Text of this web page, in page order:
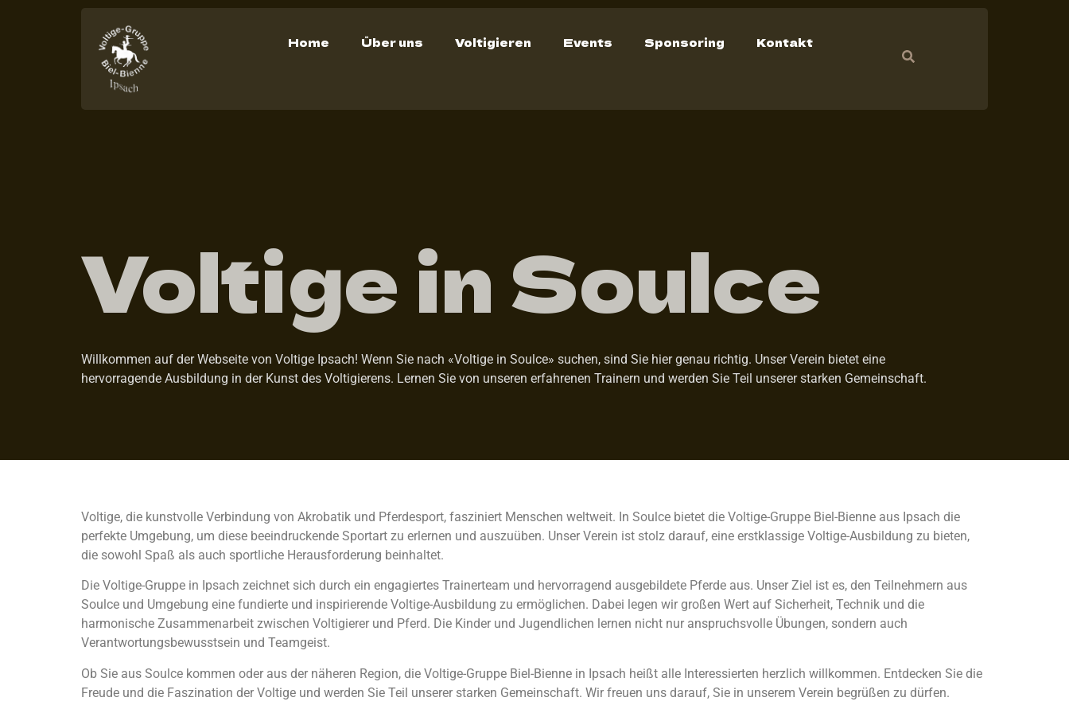
Home Über uns Voltigieren Events Sponsoring Kontakt
Voltige in Soulce
Willkommen auf der Webseite von Voltige Ipsach! Wenn Sie nach «Voltige in Soulce» suchen, sind Sie hier genau richtig. Unser Verein bietet eine
hervorragende Ausbildung in der Kunst des Voltigierens. Lernen Sie von unseren erfahrenen Trainern und werden Sie Teil unserer starken Gemeinschaft.
Voltige, die kunstvolle Verbindung von Akrobatik und Pferdesport, fasziniert Menschen weltweit. In Soulce bietet die Voltige-Gruppe Biel-Bienne aus Ipsach die
perfekte Umgebung, um diese beeindruckende Sportart zu erlernen und auszuüben. Unser Verein ist stolz darauf, eine erstklassige Voltige-Ausbildung zu bieten,
die sowohl Spaß als auch sportliche Herausforderung beinhaltet.
Die Voltige-Gruppe in Ipsach zeichnet sich durch ein engagiertes Trainerteam und hervorragend ausgebildete Pferde aus. Unser Ziel ist es, den Teilnehmern aus
Soulce und Umgebung eine fundierte und inspirierende Voltige-Ausbildung zu ermöglichen. Dabei legen wir großen Wert auf Sicherheit, Technik und die
harmonische Zusammenarbeit zwischen Voltigierer und Pferd. Die Kinder und Jugendlichen lernen nicht nur anspruchsvolle Übungen, sondern auch
Verantwortungsbewusstsein und Teamgeist.
Ob Sie aus Soulce kommen oder aus der näheren Region, die Voltige-Gruppe Biel-Bienne in Ipsach heißt alle Interessierten herzlich willkommen. Entdecken Sie die
Freude und die Faszination der Voltige und werden Sie Teil unserer starken Gemeinschaft. Wir freuen uns darauf, Sie in unserem Verein begrüßen zu dürfen.